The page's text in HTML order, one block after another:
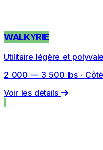
WALKYRIE
Utilitaire légère et
2 000 — 3 500 lbs ·
Voir les détails